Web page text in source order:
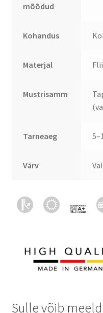
mõõdud
Kohandus
Materjal
Mustrisamm
Tarneaeg
Värv
Sulle võib